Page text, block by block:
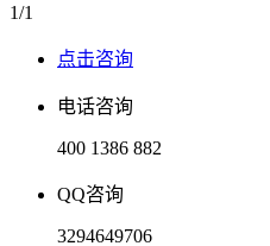
1/1
点击咨询
电话咨询
400 1386 882
QQ咨询
3294649706